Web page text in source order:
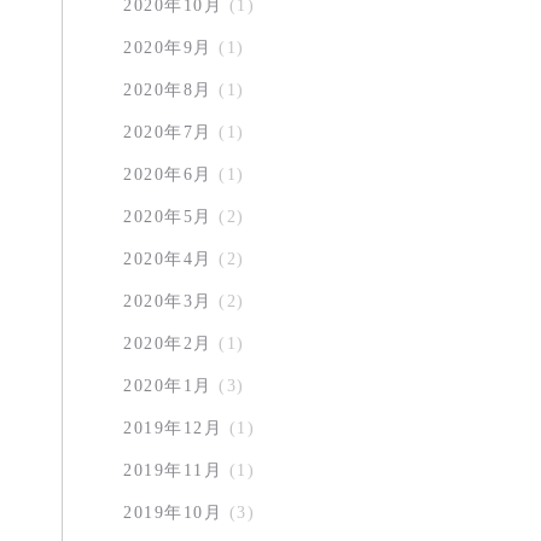
2020年10月 (1)
2020年9月 (1)
2020年8月 (1)
2020年7月 (1)
2020年6月 (1)
2020年5月 (2)
2020年4月 (2)
2020年3月 (2)
2020年2月 (1)
2020年1月 (3)
2019年12月 (1)
2019年11月 (1)
2019年10月 (3)